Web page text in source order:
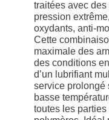
traitées avec
pression
oxydants, anti-
Cette
maximale des
des conditions
d’un lubrifiant
service prolongé
basse
toutes les